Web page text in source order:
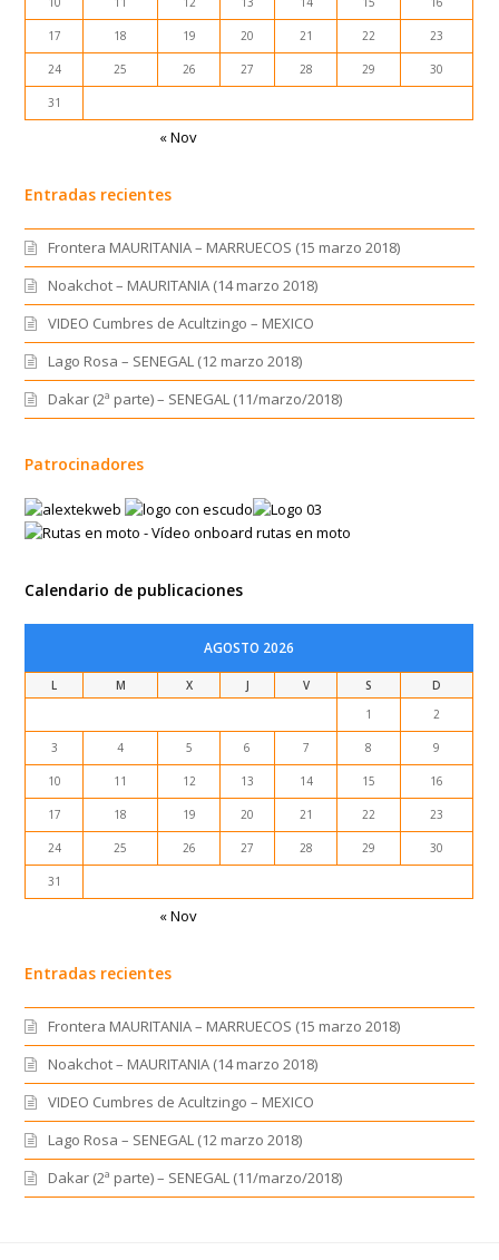
17 18 19 20 21 22 23
24 25 26 27 28 29 30
31
« Nov
Entradas recientes
Frontera MAURITANIA – MARRUECOS (15 marzo 2018)
Noakchot – MAURITANIA (14 marzo 2018)
VIDEO Cumbres de Acultzingo – MEXICO
Lago Rosa – SENEGAL (12 marzo 2018)
Dakar (2ª parte) – SENEGAL (11/marzo/2018)
Patrocinadores
Calendario de publicaciones
AGOSTO 2026
L M X J V S
D
1
2
3 4 5 6 7 8 9
10 11 12 13 14 15 16
17 18 19 20 21 22 23
24 25 26 27 28 29 30
31
« Nov
Entradas recientes
Frontera MAURITANIA – MARRUECOS (15 marzo 2018)
Noakchot – MAURITANIA (14 marzo 2018)
VIDEO Cumbres de Acultzingo – MEXICO
Lago Rosa – SENEGAL (12 marzo 2018)
Dakar (2ª parte) – SENEGAL (11/marzo/2018)